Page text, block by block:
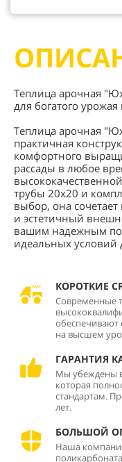
Теплица арочная
для богатого
Теплица арочная
практичная
комфортного
рассады в любое
трубы 20х20 и
выбор, она сочетает
и эстетичный
вашим надежным
идеальных условий
КОРОТКИЕ
Современные
обеспечивают
на высшем
ГАРАНТИЯ
Мы убеждены
которая
стандартам.
лет.
БОЛЬШОЙ
Наша